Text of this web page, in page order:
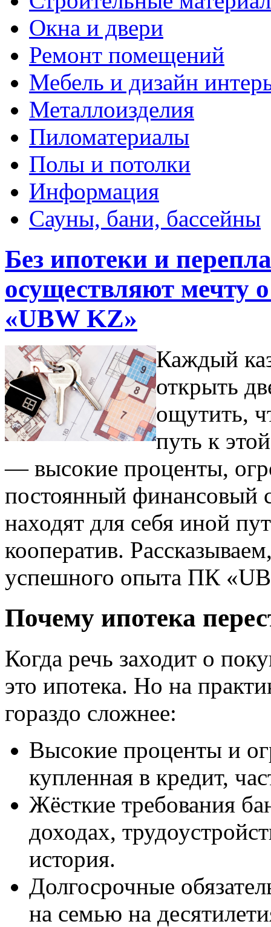
Окна и двери
Ремонт помещений
Мебель и дизайн
Металлоизделия
Пиломатериалы
Полы и потолки
Информация
Сауны, бани, бассейны
Без ипотеки и
осуществляют мечту
«UBW KZ»
Каждый
открыть
ощутить,
путь к
— высокие проценты,
постоянный финансовый
находят для себя иной
кооператив.
успешного опыта ПК
Почему ипотека
Когда речь заходит о
это ипотека. Но на
гораздо сложнее:
Высокие проценты и
купленная в кредит,
Жёсткие требования
доходах,
история.
Долгосрочные
на семью на